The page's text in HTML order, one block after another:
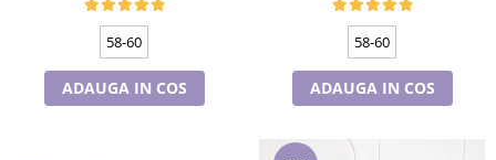
58-60
ADAUGA IN COS
58-60
ADAUGA IN COS